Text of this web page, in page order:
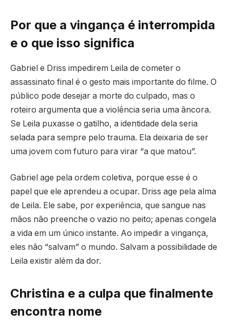
Por que a vingança é interrompida
e o que isso significa
Gabriel e Driss impedirem Leila de cometer o
assassinato final é o gesto mais importante do filme. O
público pode desejar a morte do culpado, mas o
roteiro argumenta que a violência seria uma âncora.
Se Leila puxasse o gatilho, a identidade dela seria
selada para sempre pelo trauma. Ela deixaria de ser
uma jovem com futuro para virar “a que matou”.
Gabriel age pela ordem coletiva, porque esse é o
papel que ele aprendeu a ocupar. Driss age pela alma
de Leila. Ele sabe, por experiência, que sangue nas
mãos não preenche o vazio no peito; apenas congela
a vida em um único instante. Ao impedir a vingança,
eles não “salvam” o mundo. Salvam a possibilidade de
Leila existir além da dor.
Christina e a culpa que finalmente
encontra nome